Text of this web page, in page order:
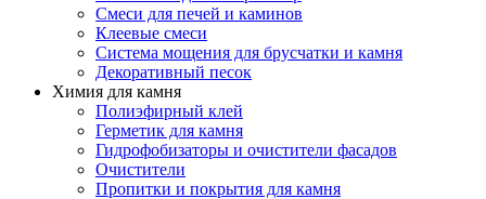
Смеси для печей и каминов
Клеевые смеси
Система мощения для брусчатки и камня
Декоративный песок
Химия для камня
Полиэфирный клей
Герметик для камня
Гидрофобизаторы и очистители фасадов
Очистители
Пропитки и покрытия для камня